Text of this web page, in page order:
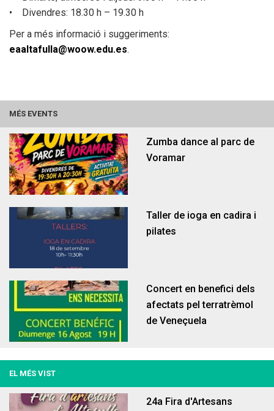
La casa de la vila
Fem un cafè amb Alcaldia
Organització
Serveis
Educació
Autoconsum
• Divendres: 18.30 h – 19.30 h
Per a més informació i suggeriments:
eaaltafulla@woow.edu.es.
MÉS EVENTS
Zumba dance al parc de
Voramar
Taller de ioga en cadira i
pilates
Concert en benefici dels
afectats pel terratrèmol
de Veneçuela
EL MÉS VIST
24a Fira d'Artesans